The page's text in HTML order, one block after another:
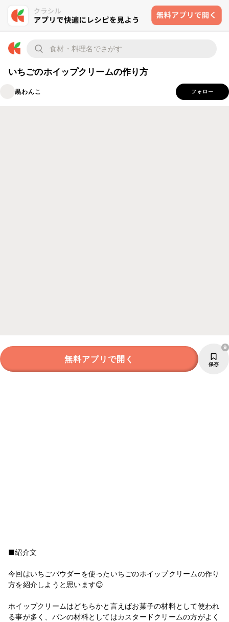
いちごのホイップクリームの作り方
黒わんこ フォロー
無料アプリで開く 保存
9
■紹介文
今回はいちごパウダーを使ったいちごのホイップクリームの作り
方を紹介しようと思います😊
ホイップクリームはどちらかと言えばお菓子の材料として使われ
る事が多く、パンの材料としてはカスタードクリームの方がよく